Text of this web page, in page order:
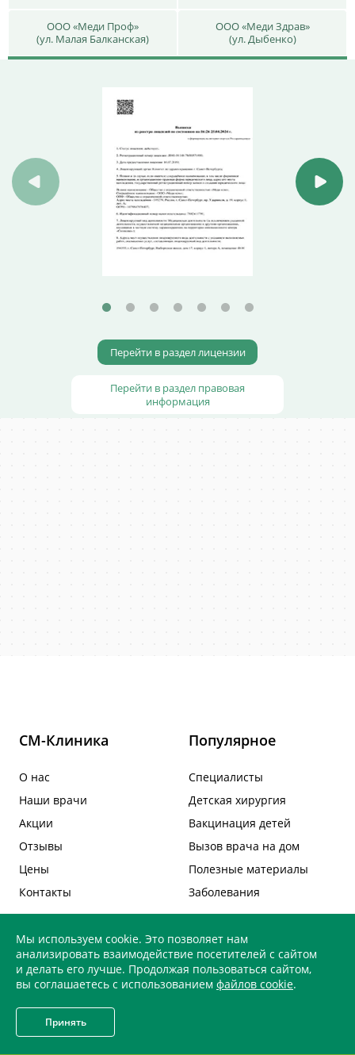
ООО «Меди Проф»
(ул. Малая Балканская)
ООО «Меди Здрав»
(ул. Дыбенко)
Перейти в раздел лицензии
Перейти в раздел правовая
информация
СМ-Клиника
О нас
Наши врачи
Акции
Отзывы
Цены
Контакты
Популярное
Специалисты
Детская хирургия
Вакцинация детей
Вызов врача на дом
Полезные материалы
Заболевания
Наши клиники
СМ-Клиника
Пластическая хирургия
Онкологический центр
Информация
Вакансии
Правовая информация
Мы используем cookie. Это позволяет нам
анализировать взаимодействие посетителей с сайтом
и делать его лучше. Продолжая пользоваться сайтом,
вы соглашаетесь с использованием файлов cookie.
Принять